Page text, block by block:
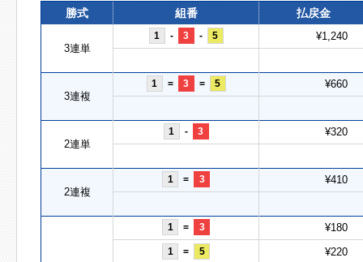
勝式 組番 払戻金
3連単
1 - 3 - 5 ¥1,240
3連複
1 = 3 = 5 ¥660
2連単
1 - 3 ¥320
2連複
1 = 3 ¥410
1 = 3 ¥180
1 = 5 ¥220